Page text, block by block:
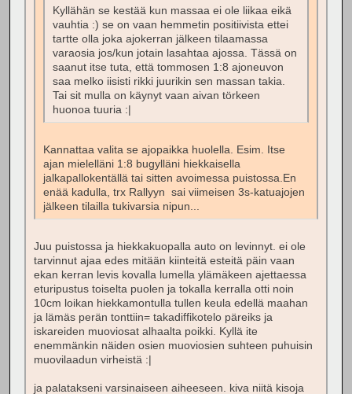
Kyllähän se kestää kun massaa ei ole liikaa eikä
vauhtia :) se on vaan hemmetin positiivista ettei
tartte olla joka ajokerran jälkeen tilaamassa
varaosia jos/kun jotain lasahtaa ajossa. Tässä on
saanut itse tuta, että tommosen 1:8 ajoneuvon
saa melko iisisti rikki juurikin sen massan takia.
Tai sit mulla on käynyt vaan aivan törkeen
huonoa tuuria :|
Kannattaa valita se ajopaikka huolella. Esim. Itse
ajan mielelläni 1:8 bugylläni hiekkaisella
jalkapallokentällä tai sitten avoimessa puistossa.En
enää kadulla, trx Rallyyn sai viimeisen 3s-katuajojen
jälkeen tilailla tukivarsia nipun...
Juu puistossa ja hiekkakuopalla auto on levinnyt. ei ole
tarvinnut ajaa edes mitään kiinteitä esteitä päin vaan
ekan kerran levis kovalla lumella ylämäkeen ajettaessa
eturipustus toiselta puolen ja tokalla kerralla otti noin
10cm loikan hiekkamontulla tullen keula edellä maahan
ja lämäs perän tonttiin= takadiffikotelo päreiks ja
iskareiden muoviosat alhaalta poikki. Kyllä ite
enemmänkin näiden osien muoviosien suhteen puhuisin
muovilaadun virheistä :|
ja palatakseni varsinaiseen aiheeseen. kiva niitä kisoja